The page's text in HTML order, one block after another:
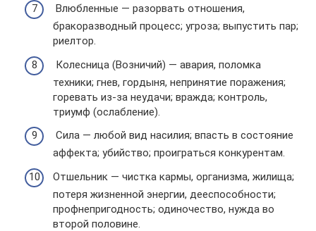
Влюбленные — разорвать отношения,
бракоразводный процесс; угроза; выпустить пар;
риелтор.
Колесница (Возничий) — авария, поломка
техники; гнев, гордыня, непринятие поражения;
горевать из-за неудачи; вражда; контроль,
триумф (ослабление).
Сила — любой вид насилия; впасть в состояние
аффекта; убийство; проиграться конкурентам.
Отшельник — чистка кармы, организма, жилища;
потеря жизненной энергии, дееспособности;
профнепригодность; одиночество, нужда во
второй половине.